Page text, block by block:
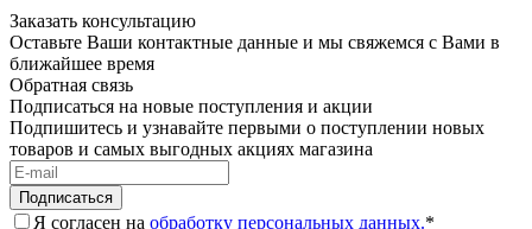
Заказать консультацию
Оставьте Ваши контактные данные и мы свяжемся с Вами в
ближайшее время
Обратная связь
Подписаться на новые поступления и акции
Подпишитесь и узнавайте первыми о поступлении новых
товаров и самых выгодных акциях магазина
Я согласен на обработку персональных данных.*